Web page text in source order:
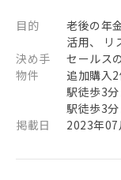
目的
老後の年
活用、 リ
決め手
セールス
物件
追加購入
駅徒歩3
駅徒歩3
掲載日
2023年07